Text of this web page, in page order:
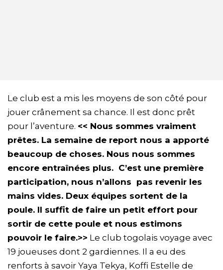
Le club est a mis les moyens de son côté pour
jouer crânement sa chance. Il est donc prêt
pour l’aventure. << Nous sommes vraiment
prêtes. La semaine de report nous a apporté
beaucoup de choses. Nous nous sommes
encore entraînées plus. C’est une première
participation, nous n’allons pas revenir les
mains vides. Deux équipes sortent de la
poule. Il suffit de faire un petit effort pour
sortir de cette poule et nous estimons
pouvoir le faire.>> Le club togolais voyage avec
19 joueuses dont 2 gardiennes. Il a eu des
renforts à savoir Yaya Tekya, Koffi Estelle de